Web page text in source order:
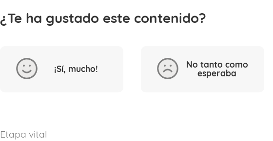
¿Te ha gustado este contenido?
¡Sí, mucho!
No tanto como
esperaba
Etapa vital